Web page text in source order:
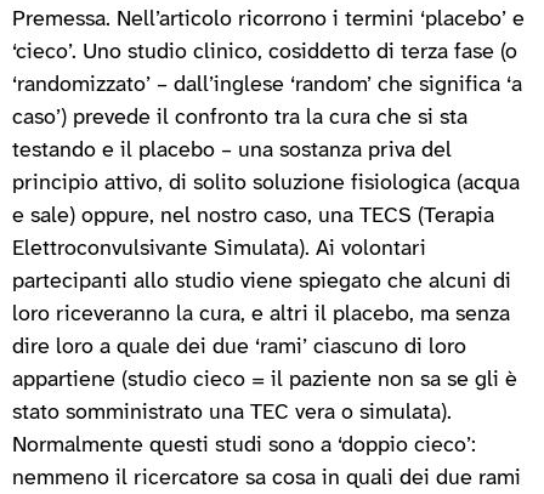
Premessa. Nell’articolo ricorrono i termini ‘placebo’ e
‘cieco’. Uno studio clinico, cosiddetto di terza fase (o
‘randomizzato’ – dall’inglese ‘random’ che significa ‘a
caso’) prevede il confronto tra la cura che si sta
testando e il placebo – una sostanza priva del
principio attivo, di solito soluzione fisiologica (acqua
e sale) oppure, nel nostro caso, una TECS (Terapia
Elettroconvulsivante Simulata). Ai volontari
partecipanti allo studio viene spiegato che alcuni di
loro riceveranno la cura, e altri il placebo, ma senza
dire loro a quale dei due ‘rami’ ciascuno di loro
appartiene (studio cieco = il paziente non sa se gli è
stato somministrato una TEC vera o simulata).
Normalmente questi studi sono a ‘doppio cieco’:
nemmeno il ricercatore sa cosa in quali dei due rami